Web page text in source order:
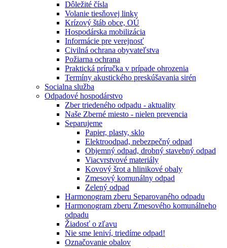
Dôležité čísla
Volanie tiesňovej linky
Krízový štáb obce, OÚ
Hospodárska mobilizácia
Informácie pre verejnosť
Civilná ochrana obyvateľstva
Požiarna ochrana
Praktická príručka v prípade ohrozenia
Termíny akustického preskúšavania sirén
Socialna služba
Odpadové hospodárstvo
Zber triedeného odpadu - aktuality
Naše Zberné miesto - nielen prevencia
Separujeme
Papier, plasty, sklo
Elektroodpad, nebezpečný odpad
Objemný odpad, drobný stavebný odpad
Viacvrstvové materiály
Kovový šrot a hlinikové obaly
Zmesový komunálny odpad
Zelený odpad
Harmonogram zberu Separovaného odpadu
Harmonogram zberu Zmesového komunálneho
odpadu
Žiadosť o zľavu
Nie sme leniví, triedíme odpad!
Označovanie obalov